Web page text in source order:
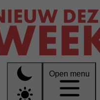
Open menu